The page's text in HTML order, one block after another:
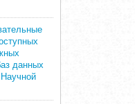
данных